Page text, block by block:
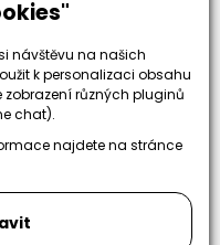
návštěvu na našich
k personalizaci obsahu
zobrazení různých pluginů
chat).
najdete na stránce